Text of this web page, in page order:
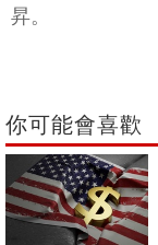
昇。
你可能會喜歡